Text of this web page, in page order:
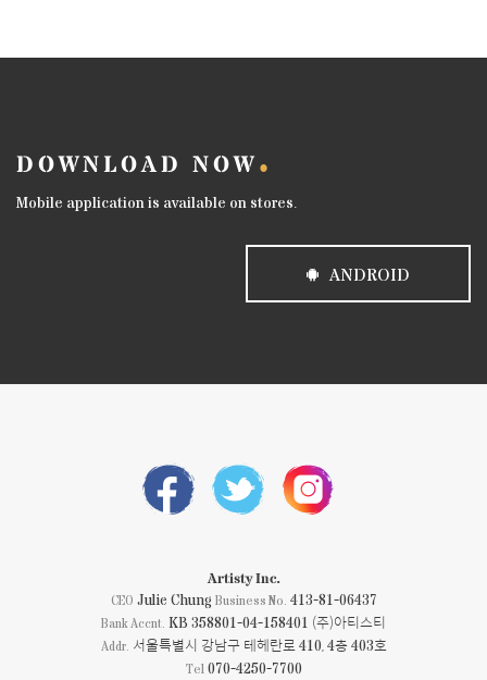
DOWNLOAD NOW
Mobile application is available on stores.
ANDROID
Artisty Inc.
CEO Julie Chung Business No. 413-81-06437
Bank Accnt. KB 358801-04-158401 (주)아티스티
Addr. 서울특별시 강남구 테헤란로 410, 4층 403호
Tel070-4250-7700